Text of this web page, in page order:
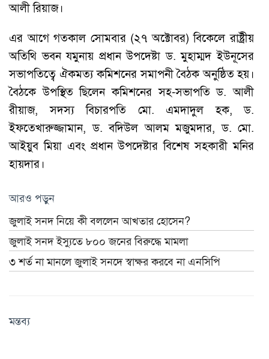
আলী রিয়াজ।
এর আগে গতকাল সোমবার (২৭ অক্টোবর) বিকেলে রাষ্ট্রীয়
অতিথি ভবন যমুনায় প্রধান উপদেষ্টা ড. মুহাম্মদ ইউনূসের
সভাপতিত্বে ঐকমত্য কমিশনের সমাপনী বৈঠক অনুষ্ঠিত হয়।
বৈঠকে উপস্থিত ছিলেন কমিশনের সহ-সভাপতি ড. আলী
রীয়াজ, সদস্য বিচারপতি মো. এমদাদুল হক, ড.
ইফতেখারুজ্জামান, ড. বদিউল আলম মজুমদার, ড. মো.
আইয়ুব মিয়া এবং প্রধান উপদেষ্টার বিশেষ সহকারী মনির
হায়দার।
আরও পড়ুন
জুলাই সনদ নিয়ে কী বললেন আখতার হোসেন?
জুলাই সনদ ইস্যুতে ৮০০ জনের বিরুদ্ধে মামলা
৩ শর্ত না মানলে জুলাই সনদে স্বাক্ষর করবে না এনসিপি
মন্তব্য